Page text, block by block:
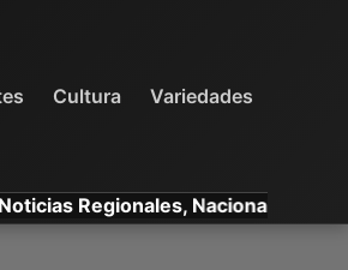
Cultura Variedades
Regionales, Nacionales e